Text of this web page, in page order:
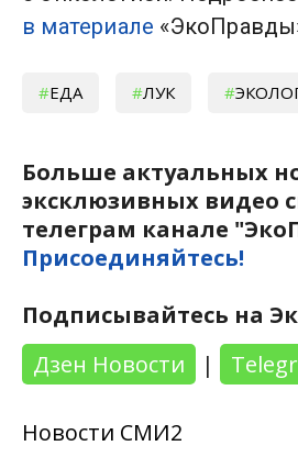
в материале
ЕДА ЛУК
Больше актуальных
эксклюзивных видео
телеграм канале
Присоединяйтесь!
Подписывайтесь на
Дзен Новости
|
Новости СМИ2